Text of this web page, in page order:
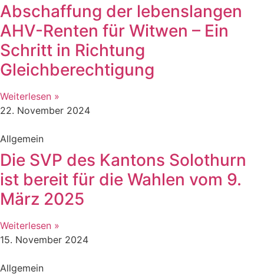
Abschaffung der lebenslangen
AHV-Renten für Witwen – Ein
Schritt in Richtung
Gleichberechtigung
Weiterlesen »
22. November 2024
Allgemein
Die SVP des Kantons Solothurn
ist bereit für die Wahlen vom 9.
März 2025
Weiterlesen »
15. November 2024
Allgemein